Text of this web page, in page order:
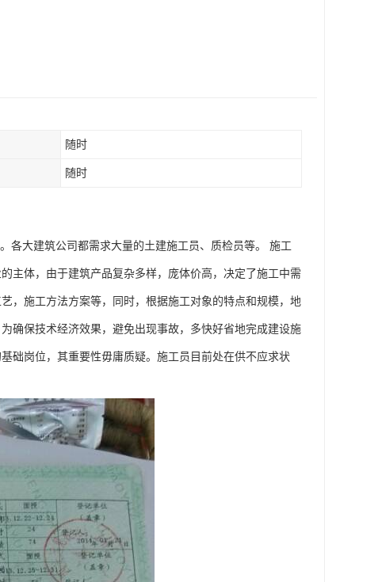
随时
随时
各大建筑公司都需求大量的土建施工员、质检员等。 施工
主体，由于建筑产品复杂多样，庞体价高，决定了施工中需
，施工方法方案等，同时，根据施工对象的特点和规模，地
确保技术经济效果，避免出现事故，多快好省地完成建设施
础岗位，其重要性毋庸质疑。施工员目前处在供不应求状